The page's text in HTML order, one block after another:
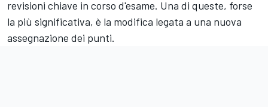
revisioni chiave in corso d'esame. Una di queste, forse
la più significativa, è la modifica legata a una nuova
assegnazione dei punti.